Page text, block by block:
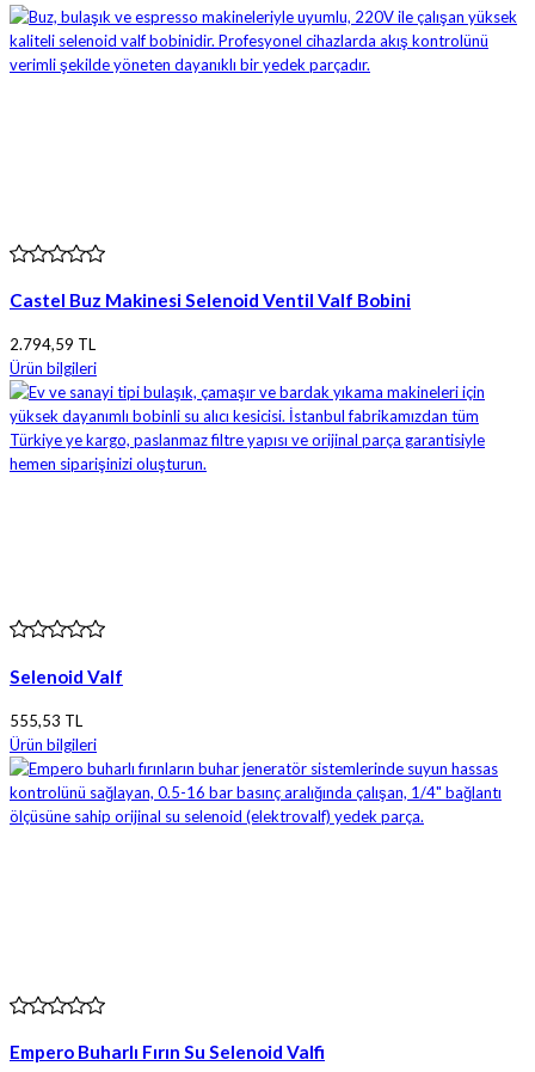
Castel Buz Makinesi Selenoid Ventil Valf Bobini
2.794,59 TL
Ürün bilgileri
Selenoid Valf
555,53 TL
Ürün bilgileri
Empero Buharlı Fırın Su Selenoid Valfi